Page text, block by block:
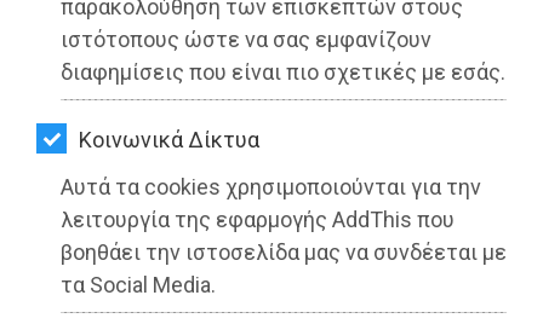
παρακολούθηση των επισκεπτών στους
ιστότοπους ώστε να σας εμφανίζουν
διαφημίσεις που είναι πιο σχετικές με εσάς.
Kοινωνικά Δίκτυα
Αυτά τα cookies χρησιμοποιούνται για την
λειτουργία της εφαρμογής AddThis που
βοηθάει την ιστοσελίδα μας να συνδέεται με
τα Social Media.
ΕΦΗΜΕΡΙΔΕΣ
OΔΗΓΟΣ
ΑΓΟΡΑΣ
ΨΙΘΥΡΟΙ
ΑΠΟΣΤΟΛΗ
ΑΡΘΡΩΝ
Διαβάστηκε 4531 φορές
27-05-2025
Από την Ειρήνη Δελακά
Δημοσιογράφος - Διεθνολόγος